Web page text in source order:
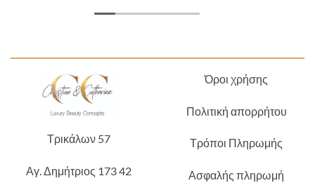
Τρικάλων 57
Αγ. Δημήτριος 173 42
Όροι χρήσης
Πολιτική απορρήτου
Τρόποι Πληρωμής
Ασφαλής πληρωμή